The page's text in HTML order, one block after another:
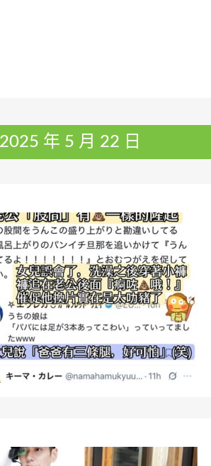
2025 年 5 月 22 日